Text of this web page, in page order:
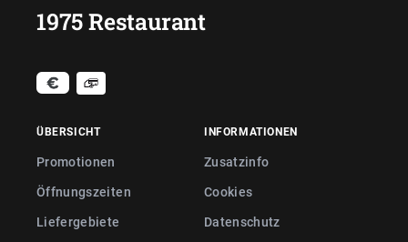
1975 Restaurant
ÜBERSICHT
Promotionen
Öffnungszeiten
Liefergebiete
INFORMATIONEN
Zusatzinfo
Cookies
Datenschutz